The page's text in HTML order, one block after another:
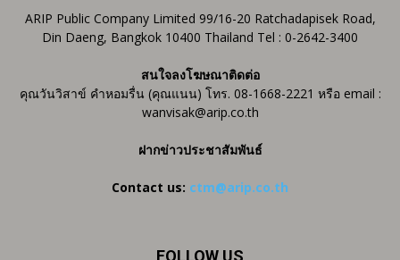
ARIP Public Company Limited 99/16-20 Ratchadapisek Road,
Din Daeng, Bangkok 10400 Thailand Tel : 0-2642-3400
สนใจลงโฆษณาติดต่อ
คุณวันวิสาข์ คำหอมรื่น (คุณแนน) โทร. 08-1668-2221 หรือ email :
wanvisak@arip.co.th
ฝากข่าวประชาสัมพันธ์
Contact us: ctm@arip.co.th
FOLLOW US